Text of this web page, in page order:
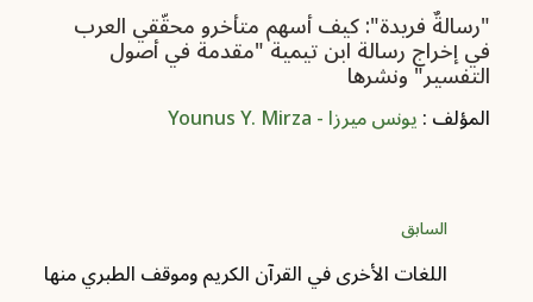
"رسالةٌ فريدة": كيف أسهم متأخرو محقّقي العرب
في إخراج رسالة ابن تيمية "مقدمة في أصول
التفسير" ونشرها
المؤلف :يونس ميرزا - Younus Y. Mirza
السابق
اللغات الأخرى في القرآن الكريم وموقف الطبري منها